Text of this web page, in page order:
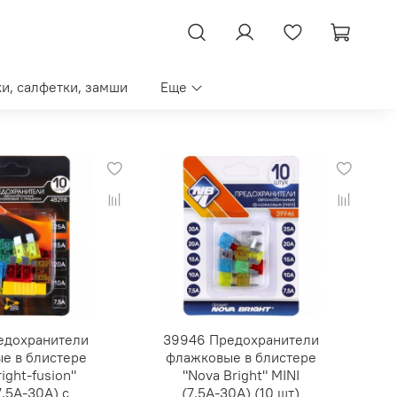
салфетки, замши Еще
в блистере
fusion"
30А) с
39946 Предохранители
флажковые в блистере
"Nova Bright" MINI
(7,5А-30А) (10 шт)